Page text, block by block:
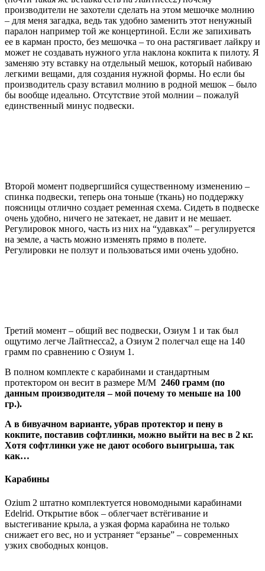
производители не захотели сделать на этом мешочке молнию
– для меня загадка, ведь так удобно заменить этот ненужный
паралон например той же концертиной. Если же запихивать
ее в карман просто, без мешочка – то она растягивает лайкру и
может не создавать нужного угла наклона кокпита к пилоту. Я
заменяю эту вставку на отдельный мешок, который набиваю
легкими вещами, для создания нужной формы. Но если бы
производитель сразу вставил молнию в родной мешок – было
бы вообще идеально. Отсутствие этой молнии – пожалуй
единственный минус подвески.
Второй момент подвергшийся существенному изменению –
спинка подвески, теперь она тоньше (ткань) но поддержку
поясницы отлично создает ременная схема. Сидеть в подвеске
очень удобно, ничего не затекает, не давит и не мешает.
Регулировок много, часть из них на “удавках” – регулируется
на земле, а часть можно изменять прямо в полете.
Регулировки не ползут и пользоваться ими очень удобно.
Третий момент – общий вес подвески, Озиум 1 и так был
ощутимо легче Лайтнесса2, а Озиум 2 полегчал еще на 140
грамм по сравнению с Озиум 1.
В полном комплекте с карабинами и стандартным
протектором он весит в размере М/М 2460 грамм (по
данным производителя – мой почему то меньше на 100
гр.).
А в бивуачном варианте, убрав протектор и пену в
кокпите, поставив софтлинки, можно выйти на вес в 2 кг.
Хотя софтлинки уже не дают особого выигрыша, так
как…
Карабины
Ozium 2 штатно комплектуется новомодными карабинами
Edelrid. Открытие вбок – облегчает встёгивание и
выстегивание крыла, а узкая форма карабина не только
снижает его вес, но и устраняет “ерзанье” – современных
узких свободных концов.